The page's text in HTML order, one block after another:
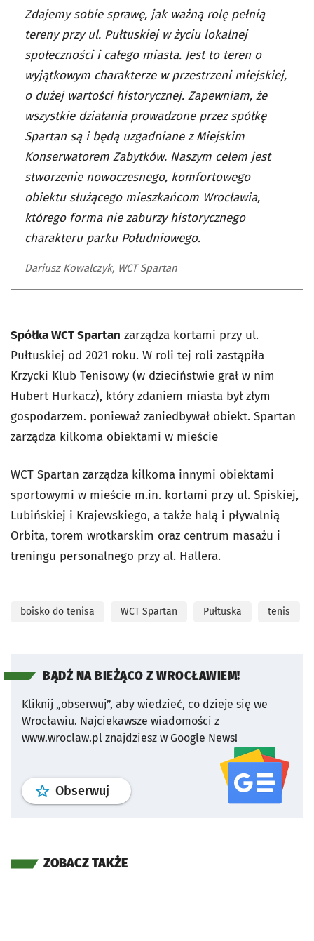
Zdajemy sobie sprawę, jak ważną rolę pełnią
tereny przy ul. Pułtuskiej w życiu lokalnej
społeczności i całego miasta. Jest to teren o
wyjątkowym charakterze w przestrzeni miejskiej,
o dużej wartości historycznej. Zapewniam, że
wszystkie działania prowadzone przez spółkę
Spartan są i będą uzgadniane z Miejskim
Konserwatorem Zabytków. Naszym celem jest
stworzenie nowoczesnego, komfortowego
obiektu służącego mieszkańcom Wrocławia,
którego forma nie zaburzy historycznego
charakteru parku Południowego.
Dariusz Kowalczyk, WCT Spartan
Spółka WCT Spartan zarządza kortami przy ul.
Pułtuskiej od 2021 roku. W roli tej roli zastąpiła
Krzycki Klub Tenisowy (w dzieciństwie grał w nim
Hubert Hurkacz), który zdaniem miasta był złym
gospodarzem. ponieważ zaniedbywał obiekt. Spartan
zarządza kilkoma obiektami w mieście
WCT Spartan zarządza kilkoma innymi obiektami
sportowymi w mieście m.in. kortami przy ul. Spiskiej,
Lubińskiej i Krajewskiego, a także halą i pływalnią
Orbita, torem wrotkarskim oraz centrum masażu i
treningu personalnego przy al. Hallera.
boisko do tenisa WCT Spartan Pułtuska tenis
BĄDŹ NA BIEŻĄCO Z WROCŁAWIEM!
Kliknij „obserwuj”, aby wiedzieć, co dzieje się we
Wrocławiu. Najciekawsze wiadomości z
www.wroclaw.pl znajdziesz w Google News!
Obserwuj profil serwisu
ZOBACZ TAKŻE